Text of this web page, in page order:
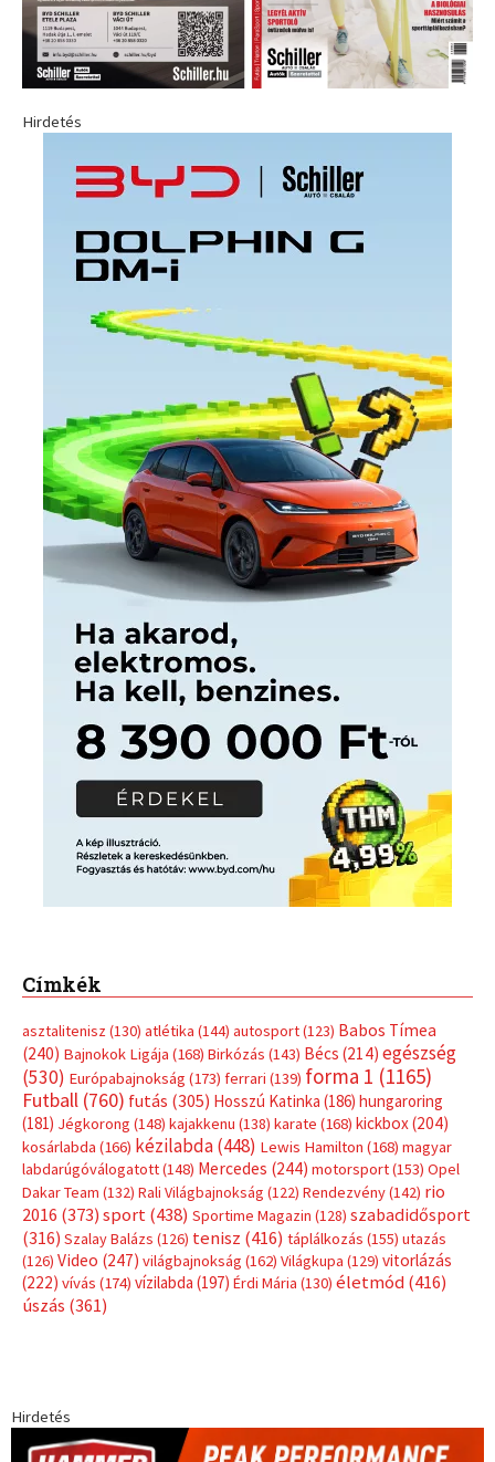
Hirdetés
Címkék
asztalitenisz (130) atlétika (144) autosport(123) Babos Tímea
(240) Bajnokok Ligája (168) Birkózás (143) Bécs (214) egészség
(530) Európabajnokság (173) ferrari (139) forma 1 (1165)
Futball (760) futás (305) Hosszú Katinka (186) hungaroring
(181) Jégkorong (148) kajakkenu (138) karate (168) kickbox(204)
kosárlabda (166) kézilabda(448) Lewis Hamilton (168) magyar
labdarúgóválogatott(148) Mercedes (244) motorsport(153) Opel
Dakar Team (132) Rali Világbajnokság (122) Rendezvény(142) rio
2016 (373) sport(438) Sportime Magazin (128) szabadidősport
(316) Szalay Balázs (126) tenisz (416) táplálkozás (155) utazás
(126) Video (247) világbajnokság (162) Világkupa (129) vitorlázás
(222) vívás (174) vízilabda (197) Érdi Mária (130) életmód(416)
úszás (361)
Hirdetés